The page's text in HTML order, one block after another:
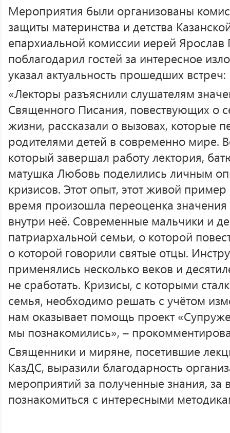
Мероприятия были организованы
защиты материнства и детства
епархиальной комиссии иерей
поблагодарил гостей за интересное
указал актуальность прошедших встреч:
«Лекторы разъяснили слушателям
Священного Писания, повествующих о
жизни, рассказали о вызовах, которые
родителями детей в современно мире.
который завершал работу лектория,
матушка Любовь поделились личным
кризисов. Этот опыт, этот живой
время произошла переоценка
внутри неё. Современные мальчики и
патриархальной семьи, о которой
о которой говорили святые отцы.
применялись несколько веков и
не сработать. Кризисы, с которыми
семья, необходимо решать с учётом
нам оказывает помощь проект
мы познакомились», –
Священники и миряне, посетившие
КазДС, выразили благодарность
мероприятий за полученные знания, за
познакомиться с интересными